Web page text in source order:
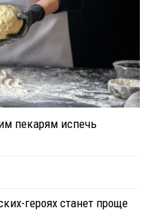
пекарям испечь
героях станет проще